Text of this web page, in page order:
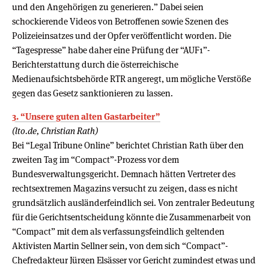
und den Angehörigen zu generieren.” Dabei seien
schockierende Videos von Betroffenen sowie Szenen des
Polizeieinsatzes und der Opfer veröffentlicht worden. Die
“Tagespresse” habe daher eine Prüfung der “AUF1”-
Berichterstattung durch die österreichische
Medienaufsichtsbehörde RTR angeregt, um mögliche Verstöße
gegen das Gesetz sanktionieren zu lassen.
3. “Unsere guten alten Gast­ar­beiter”
(lto.de, Christian Rath)
Bei “Legal Tribune Online” berichtet Christian Rath über den
zweiten Tag im “Compact”-Prozess vor dem
Bundesverwaltungsgericht. Demnach hätten Vertreter des
rechtsextremen Magazins versucht zu zeigen, dass es nicht
grundsätzlich ausländerfeindlich sei. Von zentraler Bedeutung
für die Gerichtsentscheidung könnte die Zusammenarbeit von
“Compact” mit dem als verfassungsfeindlich geltenden
Aktivisten Martin Sellner sein, von dem sich “Compact”-
Chefredakteur Jürgen Elsässer vor Gericht zumindest etwas und